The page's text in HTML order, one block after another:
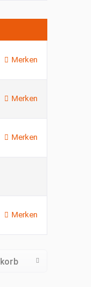
Merken
Merken
Merken
Merken